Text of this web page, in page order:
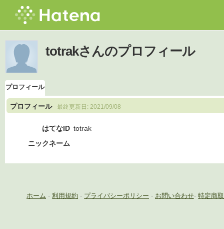
totrakさんのプロフィール
プロフィール
プロフィール 最終更新日: 2021/09/08
はてなID totrak
ニックネーム
ホーム - 利用規約 - プライバシーポリシー - お問い合わせ- 特定商